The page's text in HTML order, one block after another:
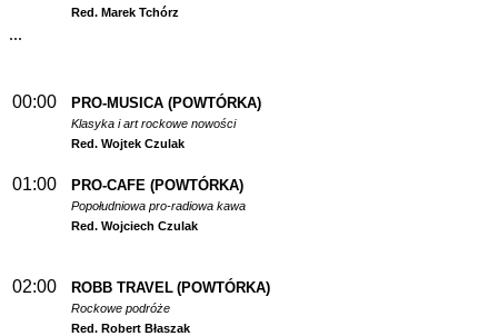
Red. Marek Tchórz
...
00:00 PRO-MUSICA (POWTÓRKA)
Klasyka i art rockowe nowości
Red. Wojtek Czulak
01:00 PRO-CAFE (POWTÓRKA)
Popołudniowa pro-radiowa kawa
Red. Wojciech Czulak
02:00 ROBB TRAVEL (POWTÓRKA)
Rockowe podróże
Red. Robert Błaszak